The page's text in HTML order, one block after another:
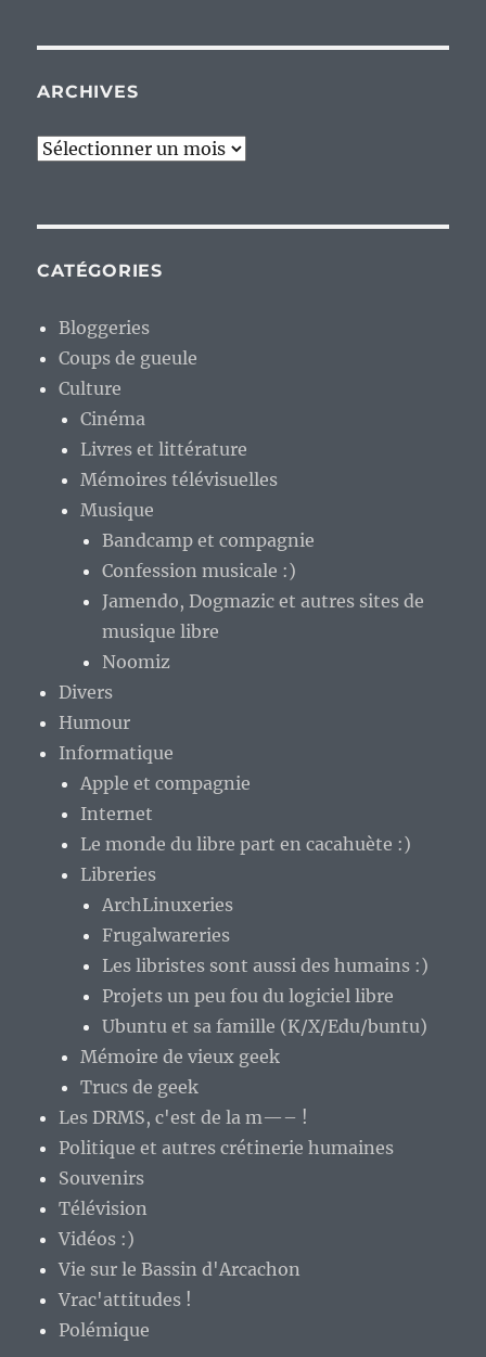
ARCHIVES
Archives
CATÉGORIES
Bloggeries
Coups de gueule
Culture
Cinéma
Livres et littérature
Mémoires télévisuelles
Musique
Bandcamp et compagnie
Confession musicale :)
Jamendo, Dogmazic et autres sites de
musique libre
Noomiz
Divers
Humour
Informatique
Apple et compagnie
Internet
Le monde du libre part en cacahuète :)
Libreries
ArchLinuxeries
Frugalwareries
Les libristes sont aussi des humains :)
Projets un peu fou du logiciel libre
Ubuntu et sa famille (K/X/Edu/buntu)
Mémoire de vieux geek
Trucs de geek
Les DRMS, c'est de la m—– !
Politique et autres crétinerie humaines
Souvenirs
Télévision
Vidéos :)
Vie sur le Bassin d'Arcachon
Vrac'attitudes !
Polémique